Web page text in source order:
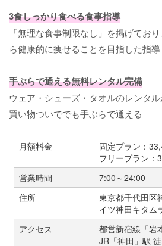
3食しっかり食べる食事指導
「無理な食事制限なし」を掲げてお
ら健康的に痩せることを目指した指導
手ぶらで通える無料レンタル完備
ウェア・シューズ・タオルのレンタ
買い物ついででも手ぶらで通える
月額料金
固定プラン：
フリープラン：
営業時間
7:00～24:00
住所
東京都千代田区
イツ神田キタム
アクセス
都営新宿線「岩
JR「神田」駅